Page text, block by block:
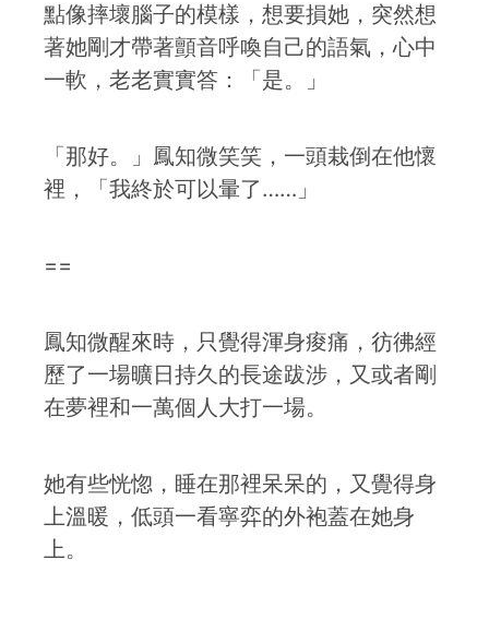
點像摔壞腦子的模樣，想要損她，突然想
著她剛才帶著顫音呼喚自己的語氣，心中
一軟，老老實實答：「是。」
「那好。」鳳知微笑笑，一頭栽倒在他懷
裡，「我終於可以暈了……」
==
鳳知微醒來時，只覺得渾身痠痛，彷彿經
歷了一場曠日持久的長途跋涉，又或者剛
在夢裡和一萬個人大打一場。
她有些恍惚，睡在那裡呆呆的，又覺得身
上溫暖，低頭一看寧弈的外袍蓋在她身
上。